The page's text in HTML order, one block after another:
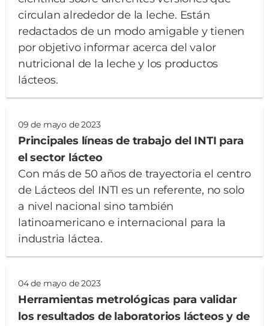
circulan alrededor de la leche. Están
redactados de un modo amigable y tienen
por objetivo informar acerca del valor
nutricional de la leche y los productos
lácteos.
09 de mayo de 2023
Principales líneas de trabajo del INTI para
el sector lácteo
Con más de 50 años de trayectoria el centro
de Lácteos del INTI es un referente, no solo
a nivel nacional sino también
latinoamericano e internacional para la
industria láctea.
04 de mayo de 2023
Herramientas metrológicas para validar
los resultados de laboratorios lácteos y de